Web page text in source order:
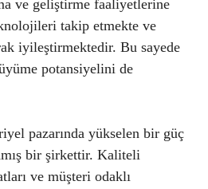
ve geliştirme faaliyetlerine
takip etmekte ve
iyileştirmektedir. Bu sayede
potansiyelini de
pazarında yükselen bir güç
bir şirkettir. Kaliteli
ve müşteri odaklı